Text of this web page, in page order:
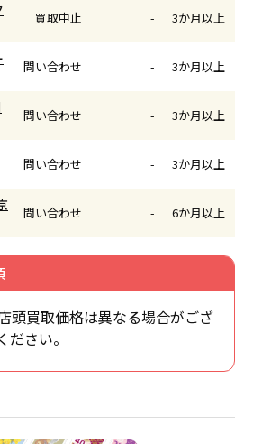
買取中止 - 3か月以上
問い合わせ - 3か月以上
問い合わせ - 3か月以上
問い合わせ - 3か月以上
問い合わせ - 6か月以上
頭買取価格は異なる場合がござ
ださい。